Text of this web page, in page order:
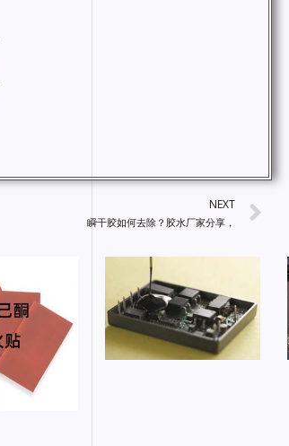
NEXT
瞬干胶如何去除？胶水厂家分享，